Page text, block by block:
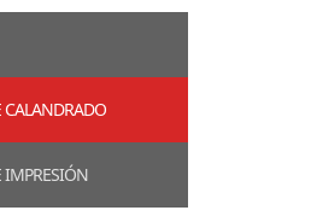
CALANDRADO
IMPRESIÓN